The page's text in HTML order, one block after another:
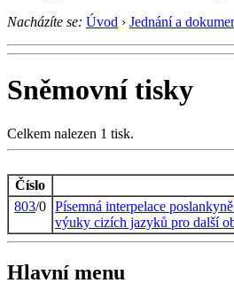
Nacházíte se: Úvod › Jednání a
Sněmovní tisky
Celkem nalezen 1 tisk.
Číslo
803/0 Písemná interpelace
výuky cizích jazyků pro další
Hlavní menu